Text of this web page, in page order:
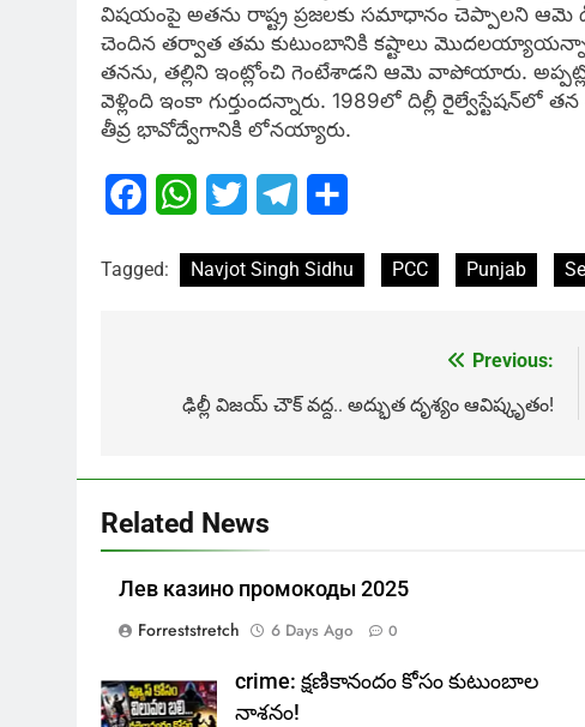
విషయంపై అతను రాష్ట్ర ప్రజలకు సమాధానం చెప్పాలని ఆమె
చెందిన తర్వాత తమ కుటుంబానికి కష్టాలు మొదలయ్యాయన్నారు.
తనను, తల్లిని ఇంట్లోంచి గెంటేశాడని ఆమె వాపోయారు.
వెళ్లింది ఇంకా గుర్తుందన్నారు. 1989లో దిల్లీ
తీవ్ర భావోద్వేగానికి లోనయ్యారు.
FacebookWhatsApp
Twitter Telegram
Tagged: Navjot Singh Sidhu PCC Punjab
navigation
Previous:
ఢిల్లీ విజయ్ చౌక్ వద్ద.. అద్భుత దృశ్యం ఆవిష్కృతం!
Related News
Лев казино промокоды 2025
Forreststretch
6 Days Ago 0
crime: క్షణికానందం కోసం కుటుంబాల
నాశనం!